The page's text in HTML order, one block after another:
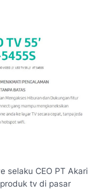
selaku CEO PT Akari
tv di pasar